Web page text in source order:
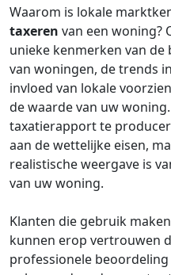
Waarom is lokale
taxeren van een woning?
unieke kenmerken van
van woningen, de trends
invloed van lokale
de waarde van uw
taxatierapport te
aan de wettelijke eisen,
realistische weergave is
van uw woning.
Klanten die gebruik
kunnen erop vertrouwen
professionele